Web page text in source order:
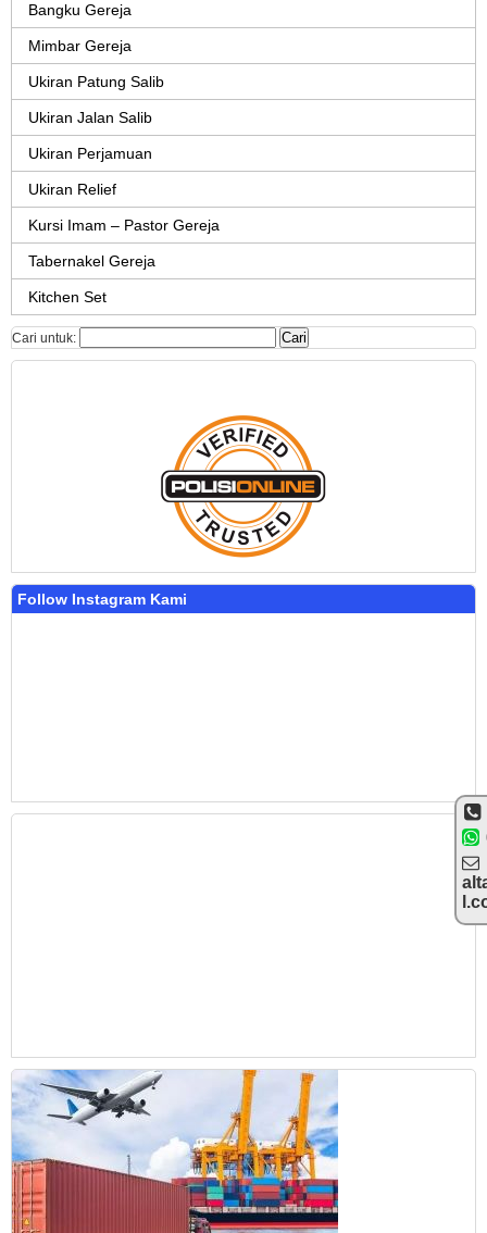
Bangku Gereja
Mimbar Gereja
Ukiran Patung Salib
Ukiran Jalan Salib
Ukiran Perjamuan
Ukiran Relief
Kursi Imam – Pastor Gereja
Tabernakel Gereja
Kitchen Set
Cari untuk:
Follow Instagram Kami